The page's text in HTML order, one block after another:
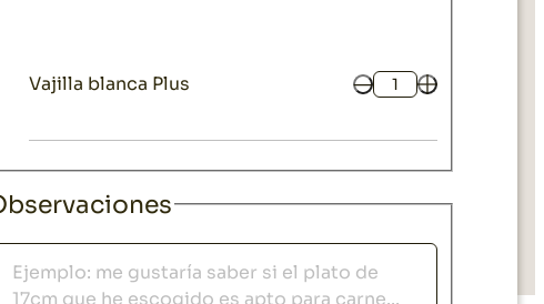
Vajilla blanca Plus Cantidad